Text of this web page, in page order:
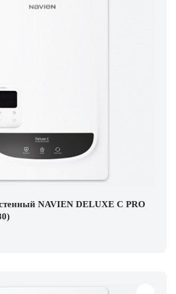
NAVIEN DELUXE С PRO